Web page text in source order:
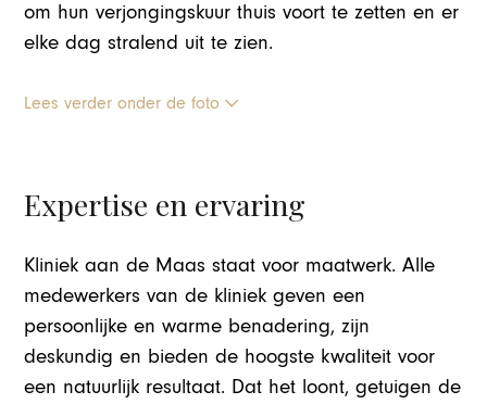
om hun verjongingskuur thuis voort te zetten en er
elke dag stralend uit te zien.
Lees verder onder de foto
Expertise en ervaring
Kliniek aan de Maas staat voor maatwerk. Alle
medewerkers van de kliniek geven een
persoonlijke en warme benadering, zijn
deskundig en bieden de hoogste kwaliteit voor
een natuurlijk resultaat. Dat het loont, getuigen de